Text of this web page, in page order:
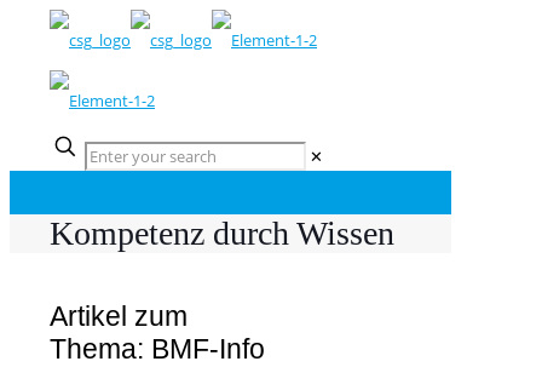
✕
Kompetenz durch Wissen
Artikel zum
Thema: BMF-Info